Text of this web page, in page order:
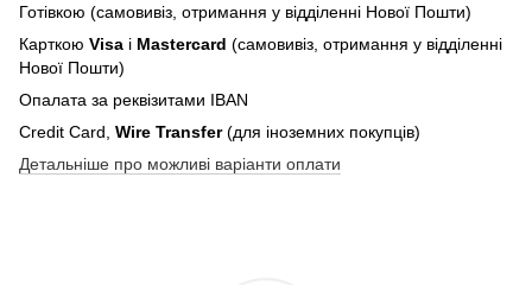
Готівкою (самовивіз, отримання у відділенні Нової Пошти)
Карткою Visa і Mastercard (самовивіз, отримання у відділенні
Нової Пошти)
Опалата за реквізитами IBAN
Credit Card, Wire Transfer(для іноземних покупців)
Детальніше про можливі варіанти оплати